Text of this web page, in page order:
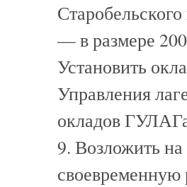
— в размере
Установить
Управления
окладов
9. Возложить
своевременную